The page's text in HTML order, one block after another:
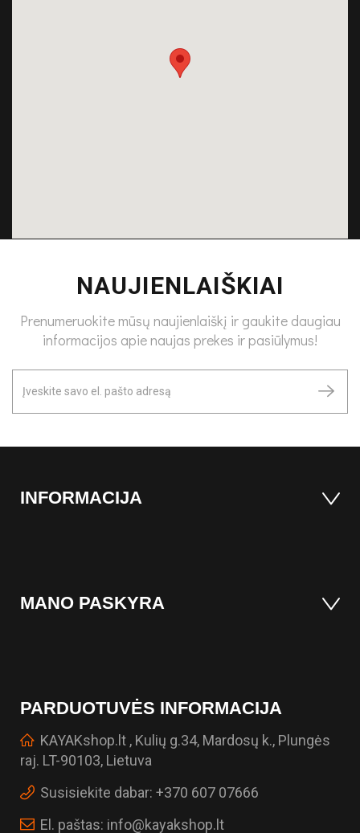
NAUJIENLAIŠKIAI
Prenumeruokite mūsų naujienlaiškį ir gaukite daugiau
informacijos apie naujas prekes ir pasiūlymus!
INFORMACIJA
MANO PASKYRA
PARDUOTUVĖS INFORMACIJA
KAYAKshop.lt , Kulių g.34, Mardosų k., Plungės
raj. LT-90103, Lietuva
Susisiekite dabar: +370 607 07666
El. paštas: info@kayakshop.lt